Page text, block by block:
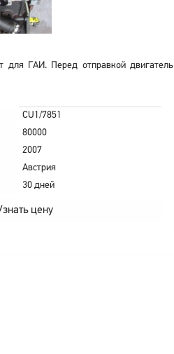
для ГАИ. Перед отправкой двигатель
CU1/7851
80000
2007
Австрия
30 дней
цену